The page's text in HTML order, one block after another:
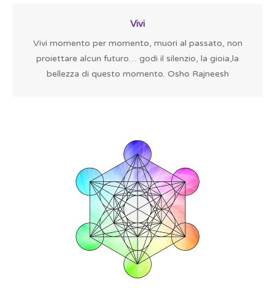
Vivi
Vivi momento per momento, muori al passato, non
proiettare alcun futuro… godi il silenzio, la gioia,la
bellezza di questo momento. Osho Rajneesh